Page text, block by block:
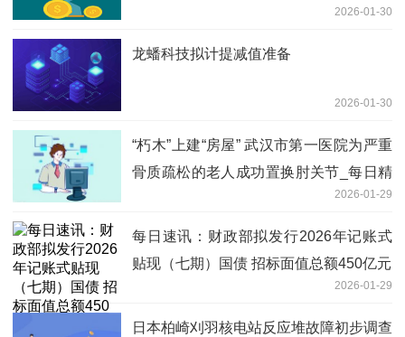
2026-01-30
龙蟠科技拟计提减值准备
2026-01-30
“朽木”上建“房屋” 武汉市第一医院为严重
骨质疏松的老人成功置换肘关节_每日精
2026-01-29
每日速讯：财政部拟发行2026年记账式
贴现（七期）国债 招标面值总额450亿元
2026-01-29
日本柏崎刈羽核电站反应堆故障初步调查